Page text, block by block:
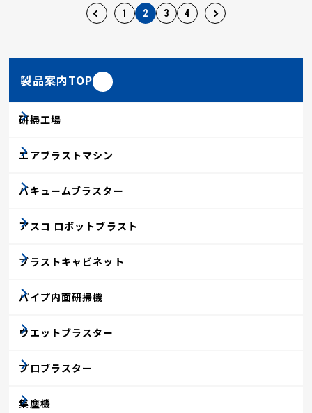
1 2 3 4
製品案内TOP
研掃工場
エアブラストマシン
バキュームブラスター
アスコ ロボットブラスト
ブラストキャビネット
パイプ内面研掃機
ウエットブラスター
プロブラスター
集塵機